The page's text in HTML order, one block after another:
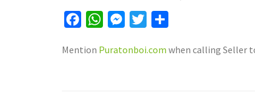
FacebookWhatsAppMessenger
Twitter
Mention Puratonboi.com when calling Seller